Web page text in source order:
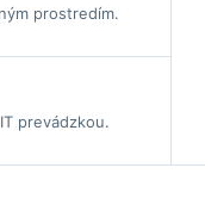
prostredím.
prevádzkou.